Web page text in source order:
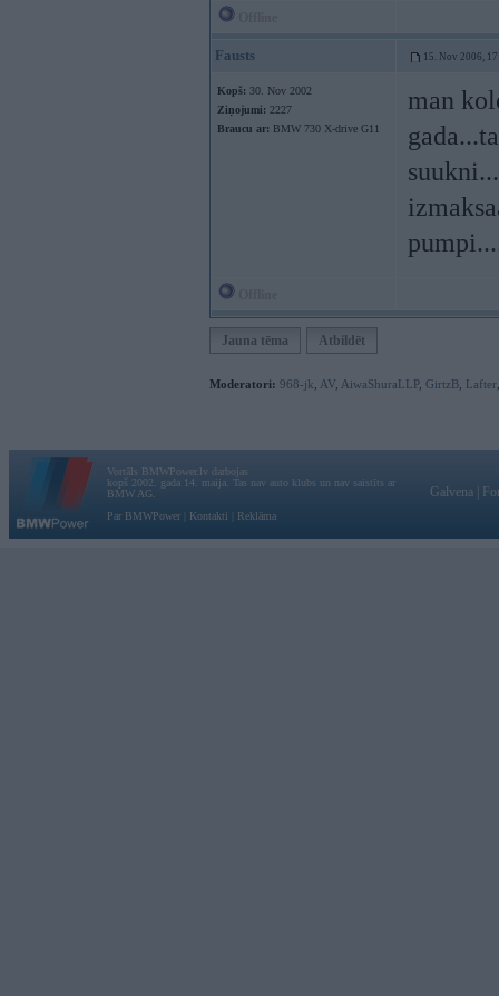
Fausts 15. Nov 2006,
Kopš: 30. Nov 2002
Ziņojumi: 2227
Braucu ar: BMW 730 X-drive G11
man
Jauna tēma Atbildēt
Moderatori: 968-jk AV AiwaShuraLLP, GirtzB Lafter
Vortāls BMWPower.lv darbojas
kopš 2002. gada 14. maija. Tas nav auto klubs un nav saistīts ar
BMW AG.
Par BMWPower
Kontakti Reklāma
Galvena